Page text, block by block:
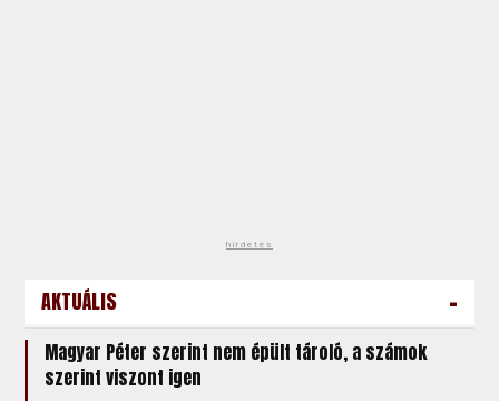
hirdetés
AKTUÁLIS -
Magyar Péter szerint nem épült tároló, a számok
szerint viszont igen